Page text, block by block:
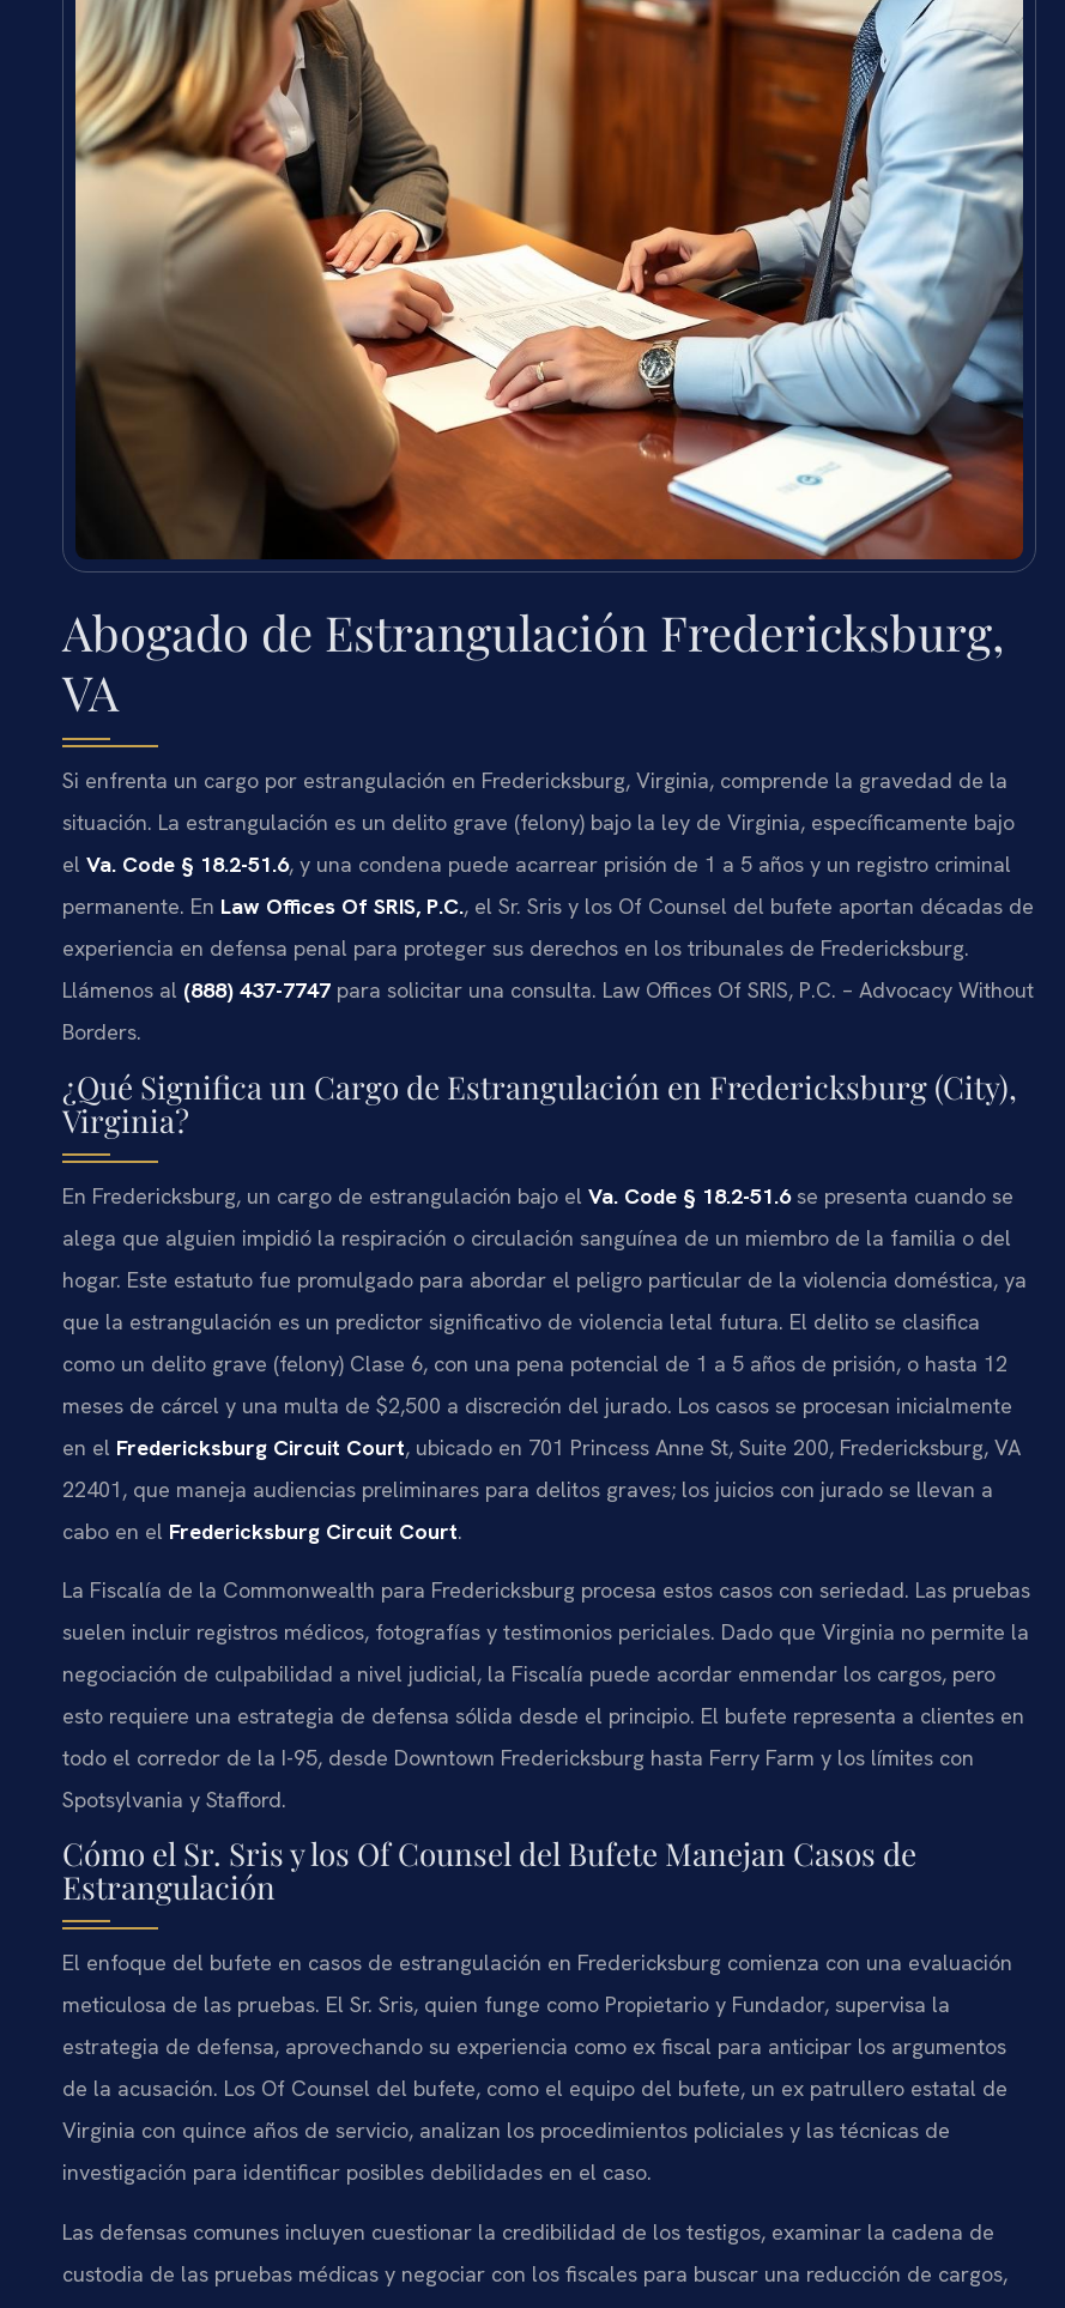
Abogado de Estrangulación Fredericksburg,
VA
Si enfrenta un cargo por estrangulación en Fredericksburg, Virginia, comprende la gravedad de la
situación. La estrangulación es un delito grave (felony) bajo la ley de Virginia, específicamente bajo
el Va. Code § 18.2-51.6, y una condena puede acarrear prisión de 1 a 5 años y un registro criminal
permanente. En Law Offices Of SRIS, P.C., el Sr. Sris y los Of Counsel del bufete aportan décadas de
experiencia en defensa penal para proteger sus derechos en los tribunales de Fredericksburg.
Llámenos al (888) 437-7747 para solicitar una consulta. Law Offices Of SRIS, P.C. – Advocacy Without
Borders.
¿Qué Significa un Cargo de Estrangulación en Fredericksburg (City),
Virginia?
En Fredericksburg, un cargo de estrangulación bajo el Va. Code § 18.2-51.6se presenta cuando se
alega que alguien impidió la respiración o circulación sanguínea de un miembro de la familia o del
hogar. Este estatuto fue promulgado para abordar el peligro particular de la violencia doméstica, ya
que la estrangulación es un predictor significativo de violencia letal futura. El delito se clasifica
como un delito grave (felony) Clase 6, con una pena potencial de 1 a 5 años de prisión, o hasta 12
meses de cárcel y una multa de $2,500 a discreción del jurado. Los casos se procesan inicialmente
en el Fredericksburg Circuit Court, ubicado en 701 Princess Anne St, Suite 200, Fredericksburg, VA
22401, que maneja audiencias preliminares para delitos graves; los juicios con jurado se llevan a
cabo en el Fredericksburg Circuit Court.
La Fiscalía de la Commonwealth para Fredericksburg procesa estos casos con seriedad. Las pruebas
suelen incluir registros médicos, fotografías y testimonios periciales. Dado que Virginia no permite la
negociación de culpabilidad a nivel judicial, la Fiscalía puede acordar enmendar los cargos, pero
esto requiere una estrategia de defensa sólida desde el principio. El bufete representa a clientes en
todo el corredor de la I-95, desde Downtown Fredericksburg hasta Ferry Farm y los límites con
Spotsylvania y Stafford.
Cómo el Sr. Sris y los Of Counsel del Bufete Manejan Casos de
Estrangulación
El enfoque del bufete en casos de estrangulación en Fredericksburg comienza con una evaluación
meticulosa de las pruebas. El Sr. Sris, quien funge como Propietario y Fundador, supervisa la
estrategia de defensa, aprovechando su experiencia como ex fiscal para anticipar los argumentos
de la acusación. Los Of Counsel del bufete, como el equipo del bufete, un ex patrullero estatal de
Virginia con quince años de servicio, analizan los procedimientos policiales y las técnicas de
investigación para identificar posibles debilidades en el caso.
Las defensas comunes incluyen cuestionar la credibilidad de los testigos, examinar la cadena de
custodia de las pruebas médicas y negociar con los fiscales para buscar una reducción de cargos,